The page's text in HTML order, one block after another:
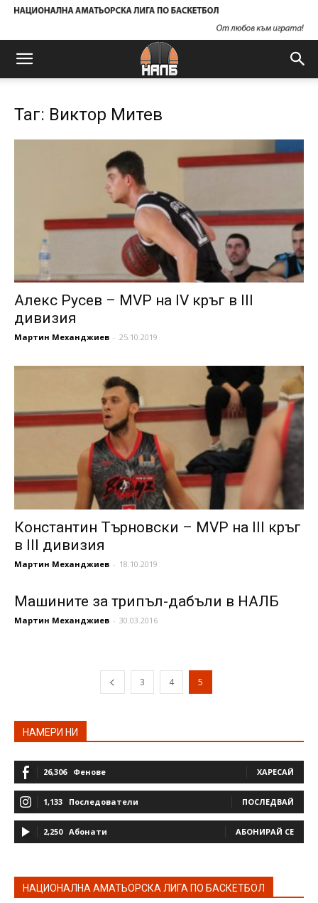
Таг: Виктор Митев
Алекс Русев – MVP на IV кръг в III
дивизия
Мартин Механджиев - 25.10.2019
Константин Търновски – MVP на III кръг
в III дивизия
Мартин Механджиев - 18.10.2019
Машините за трипъл-дабъли в НАЛБ
Мартин Механджиев - 30.03.2016
3 4 5
НАМЕРИ НИ
26,306 Фенове ХАРЕСАЙ
1,133 Последователи ПОСЛЕДВАЙ
2,250 Абонати АБОНИРАЙ СЕ
НАЦИОНАЛНА АМАТЬОРСКА ЛИГА ПО БАСКЕТБОЛ